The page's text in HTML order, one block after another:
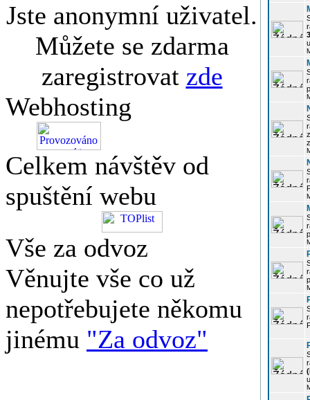
Jste anonymní uživatel.
Můžete se zdarma
zaregistrovat zde
Webhosting
Celkem návštěv od
spuštění webu
Vše za odvoz
Věnujte vše co už
nepotřebujete někomu
jinému "Za odvoz"